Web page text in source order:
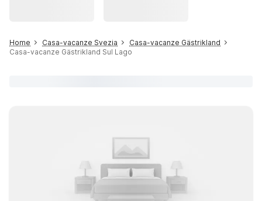
Home Casa-vacanze Svezia
Casa-vacanze Gästrikland
Casa-vacanze Gästrikland Sul Lago